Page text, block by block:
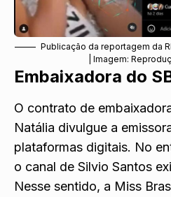
Publicação da reportagem da
| Imagem:
Embaixadora do
O contrato de
Natália divulgue a
plataformas digitais. No
o canal de Silvio Santos
Nesse sentido, a Miss